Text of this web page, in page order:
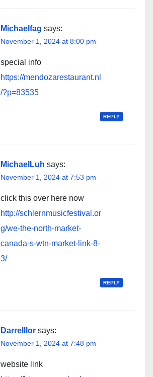
Michaelfag says:
November 1, 2024 at 8:00 pm
special info
https://mendozarestaurant.nl
/?p=83535
REPLY
MichaelLuh says:
November 1, 2024 at 7:53 pm
click this over here now
http://schlernmusicfestival.or
g/we-the-north-market-
canada-s-wtn-market-link-8-
3/
REPLY
Darrelllor says:
November 1, 2024 at 7:48 pm
website link